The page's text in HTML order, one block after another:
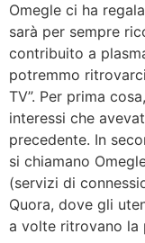
Omegle ci ha
sarà per sempre
contribuito a
potremmo
TV”. Per prima
interessi che
precedente. In
si chiamano
(servizi di
Quora, dove gli
a volte ritrovano la